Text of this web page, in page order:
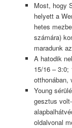
Most, hogy
helyett a
hetes
számára)
maradunk
A hatodik
15/16 – 3:0;
otthonában,
Young
gesztus
oldalvonal